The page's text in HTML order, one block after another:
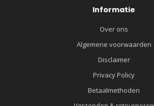
Informatie
Over ons
Algemene voorwaarden
Disclaimer
Privacy Policy
Betaalmethoden